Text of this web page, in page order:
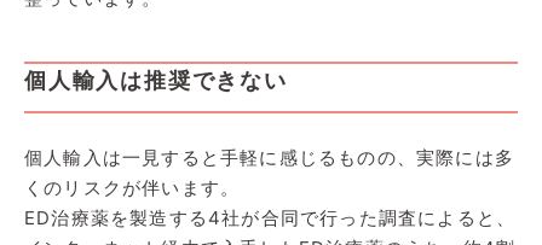
個人輸入は推奨できない
個人輸入は一見すると手軽に感じるものの、実際には多
くのリスクが伴います。
ED治療薬を製造する4社が合同で行った調査によると、